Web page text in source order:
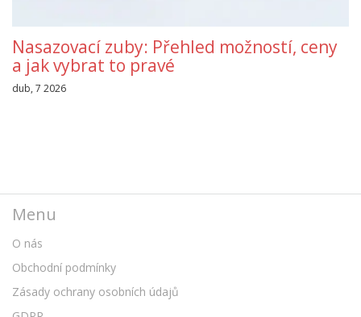
Nasazovací zuby: Přehled možností, ceny
a jak vybrat to pravé
dub, 7 2026
Menu
O nás
Obchodní podmínky
Zásady ochrany osobních údajů